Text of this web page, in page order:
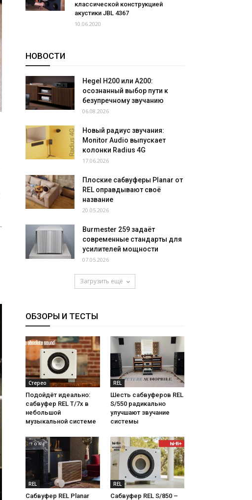
классической конструкцией
акустики JBL 4367
10.06.2020
НОВОСТИ
Hegel H200 или A200:
осознанный выбор пути к
безупречному звучанию
06.08.2026
Новый радиус звучания:
Monitor Audio выпускает
колонки Radius 4G
17.06.2026
Плоские сабвуферы Planar от
REL оправдывают своё
название
20.05.2026
Burmester 259 задаёт
современные стандарты для
усилителей мощности
07.05.2026
Загрузить ещё
ОБЗОРЫ И ТЕСТЫ
Стерео
Подойдёт идеально:
сабвуфер REL T/7x в
небольшой
музыкальной системе
REL
Шесть сабвуферов REL
S/550 радикально
улучшают звучание
системы
REL
Сабвуфер REL Planar
REL
Сабвуфер REL S/850 –